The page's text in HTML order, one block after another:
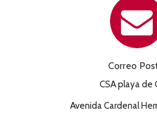
Correo
CSA playa de
Avenida Cardenal